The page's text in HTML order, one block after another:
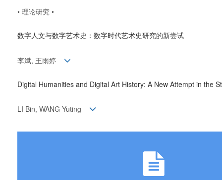
• 理论研究 •
数字人文与数字艺术史：数字时代艺术史研究的新尝试
李斌, 王雨婷
Digital Humanities and Digital Art History: A New Attempt in the
LI Bin, WANG Yuting